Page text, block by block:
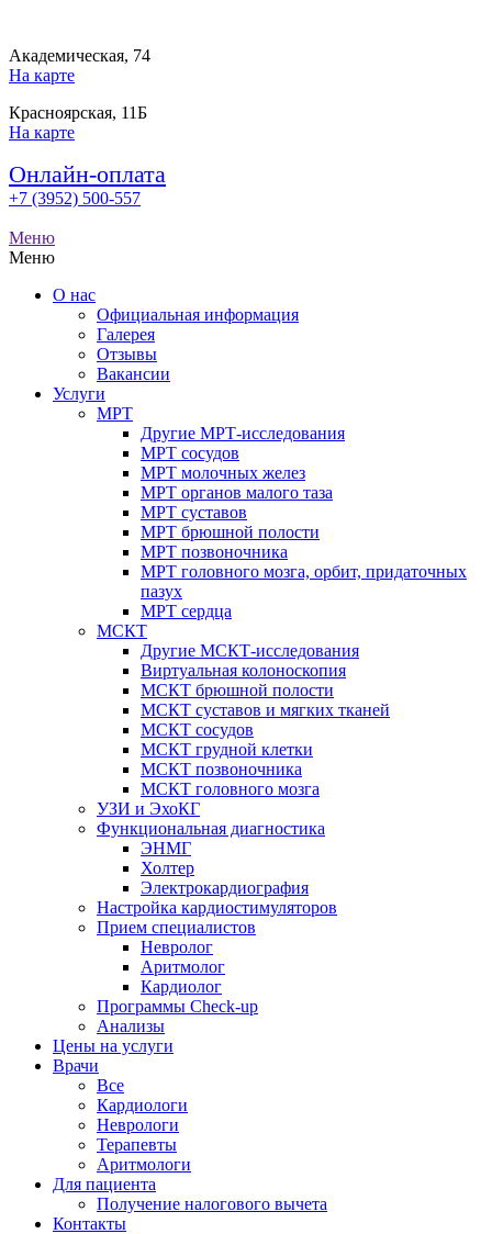
Академическая, 74
На карте
Красноярская, 11Б
На карте
Онлайн-оплата
+7 (3952) 500-557
Меню
Меню
О нас
Официальная информация
Галерея
Отзывы
Вакансии
Услуги
МРТ
Другие МРТ-исследования
МРТ сосудов
МРТ молочных желез
МРТ органов малого таза
МРТ суставов
МРТ брюшной полости
МРТ позвоночника
МРТ головного мозга, орбит, придаточных
пазух
МРТ сердца
МСКТ
Другие МСКТ-исследования
Виртуальная колоноскопия
МСКТ брюшной полости
МСКТ суставов и мягких тканей
МСКТ сосудов
МСКТ грудной клетки
МСКТ позвоночника
МСКТ головного мозга
УЗИ и ЭхоКГ
Функциональная диагностика
ЭНМГ
Холтер
Электрокардиография
Настройка кардиостимуляторов
Прием специалистов
Невролог
Аритмолог
Кардиолог
Программы Check-up
Анализы
Цены на услуги
Врачи
Все
Кардиологи
Неврологи
Терапевты
Аритмологи
Для пациента
Получение налогового вычета
Контакты